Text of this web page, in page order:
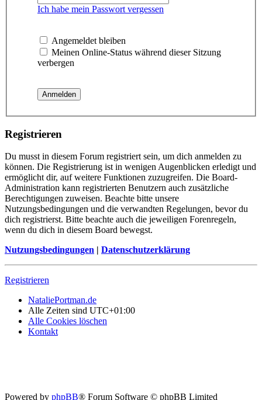
Ich habe mein Passwort vergessen
Angemeldet bleiben
Meinen Online-Status während dieser Sitzung
verbergen
Registrieren
Du musst in diesem Forum registriert sein, um dich anmelden zu
können. Die Registrierung ist in wenigen Augenblicken erledigt und
ermöglicht dir, auf weitere Funktionen zuzugreifen. Die Board-
Administration kann registrierten Benutzern auch zusätzliche
Berechtigungen zuweisen. Beachte bitte unsere
Nutzungsbedingungen und die verwandten Regelungen, bevor du
dich registrierst. Bitte beachte auch die jeweiligen Forenregeln,
wenn du dich in diesem Board bewegst.
Nutzungsbedingungen | Datenschutzerklärung
Registrieren
NataliePortman.de
Alle Zeiten sind UTC+01:00
Alle Cookies löschen
Kontakt
Powered by phpBB® Forum Software © phpBB Limited